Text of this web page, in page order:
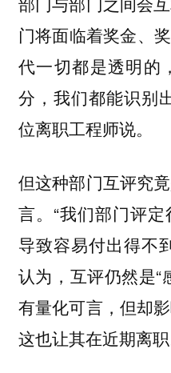
门将面临着奖金、
代一切都是透明的
分，我们都能识别
位离职工程师说。
但这种部门互评究
言。“我们部门评定
导致容易付出得不
认为，互评仍然是“
有量化可言，但却
这也让其在近期离职